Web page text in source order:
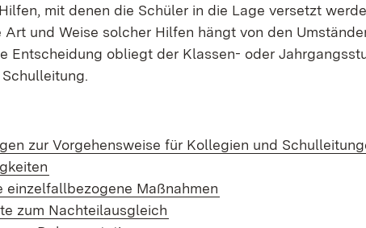
mit denen die Schüler in die Lage versetzt
Art und Weise solcher Hilfen hängt von den
Entscheidung obliegt der Klassen- oder
zur Vorgehensweise für Kollegien und
einzelfallbezogene Maßnahmen
zum Nachteilausgleich